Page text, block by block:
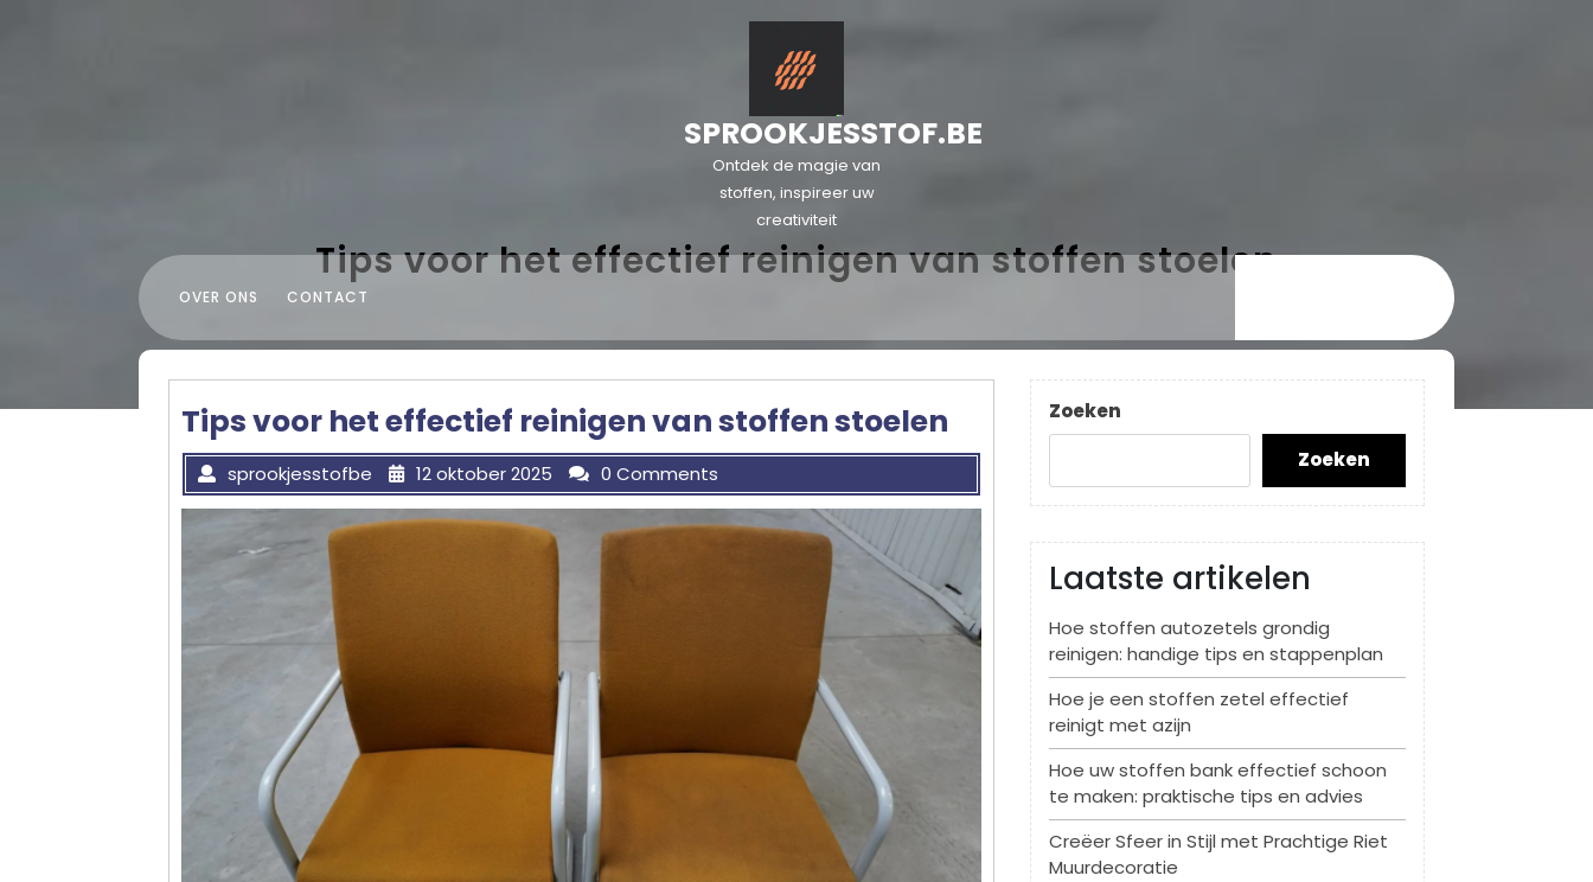
SPROOKJESSTOF.BE
Ontdek de magie van
stoffen, inspireer uw
creativiteit
OVER ONS CONTACT
Tips voor het effectief reinigen van stoffen stoelen
Tips voor het effectief reinigen van stoffen stoelen
sprookjesstofbe 12 oktober 2025 0 Comments
Zoeken
Zoeken
Laatste artikelen
Hoe stoffen autozetels grondig
reinigen: handige tips en stappenplan
Hoe je een stoffen zetel effectief
reinigt met azijn
Hoe uw stoffen bank effectief schoon
te maken: praktische tips en advies
Creëer Sfeer in Stijl met Prachtige Riet
Muurdecoratie